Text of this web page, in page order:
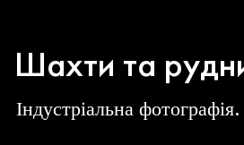
Шахти та
Індустріальна